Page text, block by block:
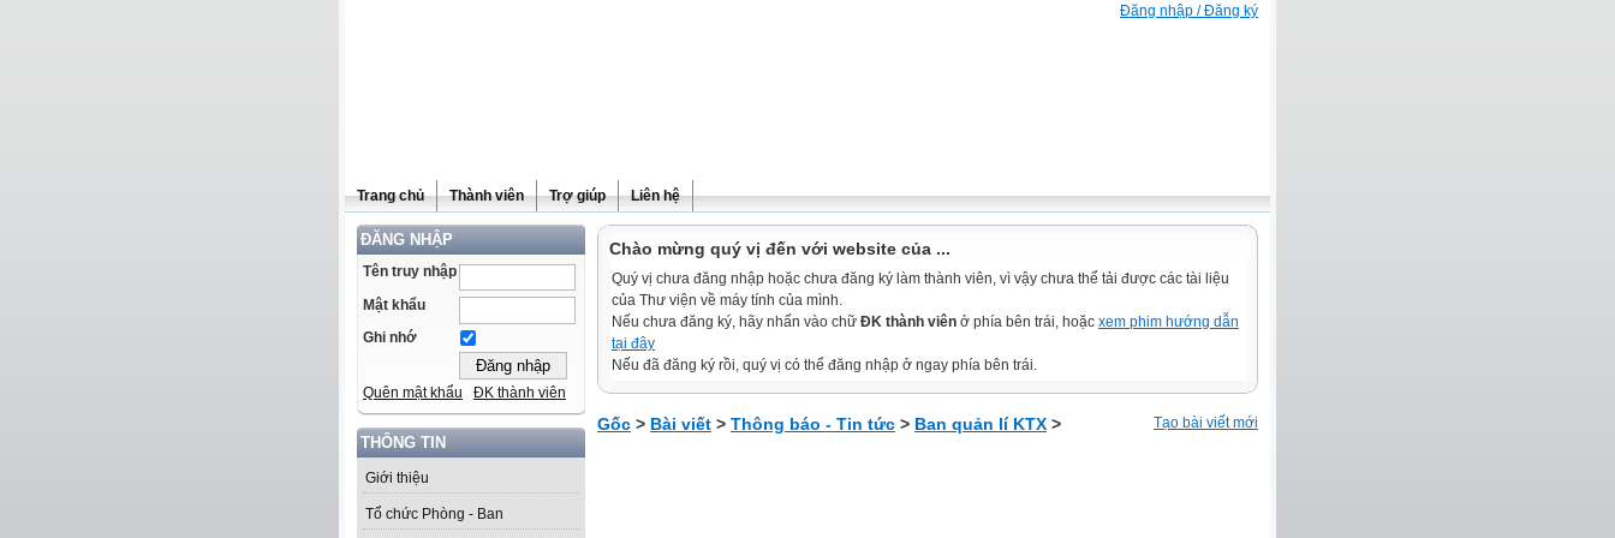
Đăng nhập / Đăng ký
Trang chủ Thành viên Trợ giúp Liên hệ
ĐĂNG NHẬP
Tên truy nhập
Mật khẩu
Ghi nhớ
Quên mật khẩu ĐK thành viên
THÔNG TIN
Giới thiệu
Tổ chức Phòng - Ban
Chào mừng quý vị đến với website của ...
Quý vị chưa đăng nhập hoặc chưa đăng ký làm thành viên, vì vậy chưa thể tải được các tài liệu
của Thư viện về máy tính của mình.
Nếu chưa đăng ký, hãy nhấn vào chữ ĐK thành viên ở phía bên trái, hoặc xem phim hướng dẫn
tại đây
Nếu đã đăng ký rồi, quý vị có thể đăng nhập ở ngay phía bên trái.
Gốc > Bài viết > Thông báo - Tin tức > Ban quản lí KTX > Tạo bài viết mới